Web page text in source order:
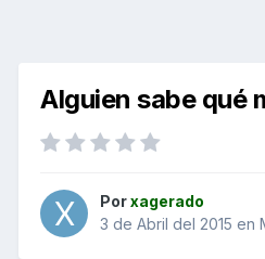
Alguien sabe qué
Porxagerado
3 de Abril del 2015 en